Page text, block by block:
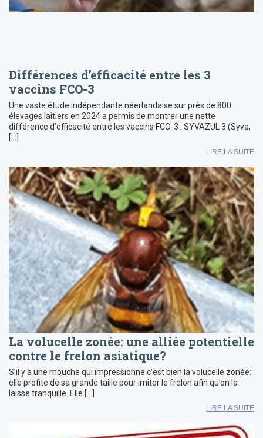
Différences d’efficacité entre les 3
vaccins FCO-3
Une vaste étude indépendante néerlandaise sur près de 800
élevages laitiers en 2024 a permis de montrer une nette
différence d’efficacité entre les vaccins FCO-3 : SYVAZUL 3 (Syva,
[…]
LIRE LA SUITE
La volucelle zonée: une alliée potentielle
contre le frelon asiatique?
S’il y a une mouche qui impressionne c’est bien la volucelle zonée:
elle profite de sa grande taille pour imiter le frelon afin qu’on la
laisse tranquille. Elle […]
LIRE LA SUITE